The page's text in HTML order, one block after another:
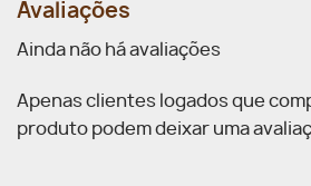
Avaliações
Ainda não há avaliações
Apenas clientes logados que
produto podem deixar uma